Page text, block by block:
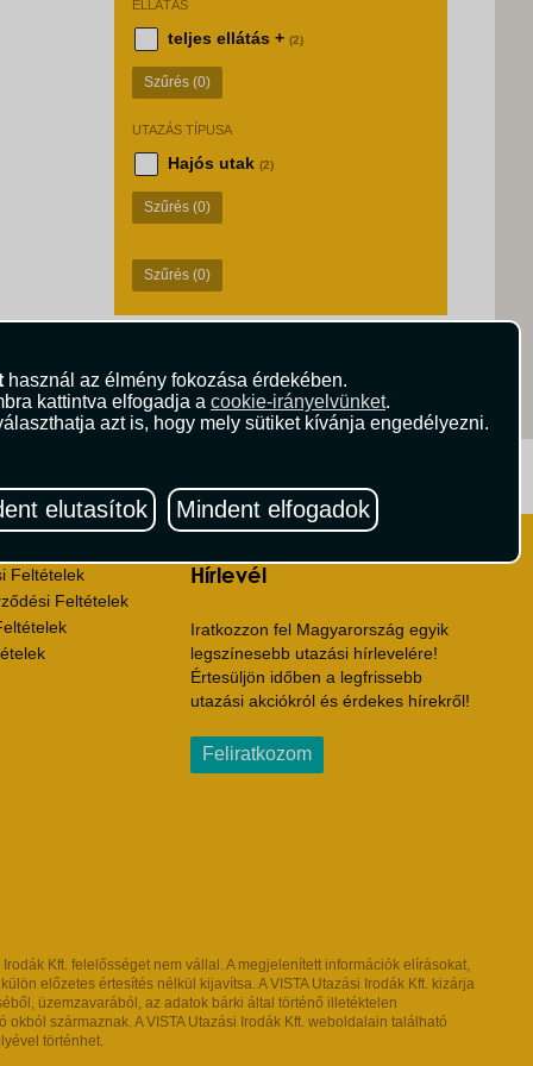
használ az élmény fokozása érdekében.
kattintva elfogadja a cookie-irányelvünket.
azt is, hogy mely sütiket kívánja engedélyezni.
elutasítok Mindent elfogadok
ELLÁTÁS
teljes ellátás + (2)
Szűrés (0)
UTAZÁS TÍPUSA
Hajós utak (2)
Szűrés (0)
Szűrés (0)
Feltételek
Feltételek
Hírlevél
Iratkozzon fel Magyarország egyik
legszínesebb utazási hírlevelére!
Értesüljön időben a legfrissebb
utazási akciókról és érdekes hírekről!
Feliratkozom
Kft. felelősséget nem vállal. A megjelenített információk elírásokat,
előzetes értesítés nélkül kijavítsa. A VISTA Utazási Irodák Kft. kizárja
üzemzavarából, az adatok bárki által történő illetéktelen
származnak. A VISTA Utazási Irodák Kft. weboldalain található
történhet.